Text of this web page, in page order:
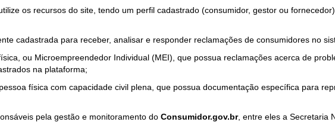
os recursos do site, tendo um perfil cadastrado (consumidor, gestor ou
cadastrada para receber, analisar e responder reclamações de consumidores no
ou Microempreendedor Individual (MEI), que possua reclamações acerca de
na plataforma;
física com capacidade civil plena, que possua documentação específica para
pela gestão e monitoramento do Consumidor.gov.br, entre eles a Secretaria